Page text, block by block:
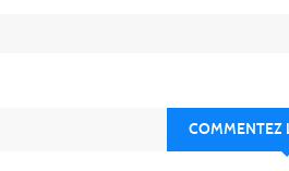
COMMENTEZ